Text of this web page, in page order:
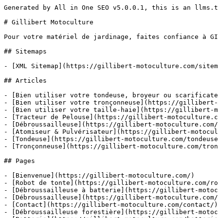
Generated by All in One SEO v5.0.0.1, this is an llms.txt file, used by LLMs to index the site.

# Gillibert Motoculture

Pour votre matériel de jardinage, faites confiance à GILLIBERT MOTOCULTURE à MANOSQUE (04)

## Sitemaps

- [XML Sitemap](https://gillibert-motoculture.com/sitemap.xml): Contains all public & indexable URLs for this website.

## Articles

- [Bien utiliser votre tondeuse, broyeur ou scarificateur](https://gillibert-motoculture.com/la-securite-dabord/)
- [Bien utiliser votre tronçonneuse](https://gillibert-motoculture.com/utiliser-une-debroussailleuse/)
- [Bien utiliser votre taille-haie](https://gillibert-motoculture.com/debuter-avec-une-tronconneuse/)
- [Tracteur de Pelouse](https://gillibert-motoculture.com/tracteur-de-pelouse/)
- [Débroussailleuse](https://gillibert-motoculture.com/debroussailleuse/)
- [Atomiseur & Pulvérisateur](https://gillibert-motoculture.com/atomiseur-pulverisateur/)
- [Tondeuse](https://gillibert-motoculture.com/tondeuse/)
- [Tronçonneuse](https://gillibert-motoculture.com/tronconneuse/)

## Pages

- [Bienvenue](https://gillibert-motoculture.com/)
- [Robot de tonte](https://gillibert-motoculture.com/robot-de-tonte-2/)
- [Débroussailleuse à batterie](https://gillibert-motoculture.com/debroussailleuse-a-batterie/)
- [Débroussailleuse](https://gillibert-motoculture.com/debroussailleuse/)
- [Contact](https://gillibert-motoculture.com/contact/)
- [Débroussailleuse forestière](https://gillibert-motoculture.com/debroussailleuse-forestiere/)
- [Batterie](https://gillibert-motoculture.com/batterie-2/)
- [Batteries et chargeurs](https://gillibert-motoculture.com/batteries-et-chargeurs/)
- [Atomiseur & Pulvérisateur](https://gillibert-motoculture.com/atomiseur-puverisateur/)
- [Gamme Lithium-Ion System AP](https://gillibert-motoculture.com/gamme-lithium-ion-system-ap/)
- [Gamme Lithium-Ion System AK](https://gillibert-motoculture.com/gamme-lithium-ion-system-ak/)
- [Tronçonneuse à batterie](https://gillibert-motoculture.com/tronconneuse-a-batterie/)
- [Gamme Lithium-Ion System AS](https://gillibert-motoculture.com/gamme-lithium-ion-system-as/)
- [Gamme Lithium-Ion AI](https://gillibert-motoculture.com/gamme-lithium-ion-ai/)
- [Scie de jardin](https://gillibert-motoculture.com/scie-de-jardin/)
- [Découpeuse à batterie](https://gillibert-motoculture.com/decoupeuse-a-batterie/)
- [Nos marques partenaires](https://gillibert-motoculture.com/nos-marques-partenaires/)
- [Autoportée éjection latérale](https://gillibert-motoculture.com/autoportee-ejection-laterale-4/)
- [Broyeur électrique](https://gillibert-motoculture.com/broyeur-electrique/)
- [Groupe énergie](https://gillibert-motoculture.com/groupe-energie/)
- [Sécateur](https://gillibert-motoculture.com/secateur/)
- [Soudure](https://gillibert-motoculture.com/soudure/)
- [Motopompe](https://gillibert-motoculture.com/motopompe-2/)
- [Peignes à olive](https://gillibert-motoculture.com/peignes-a-olive/)
- [Groupe électrogène](https://gillibert-motoculture.com/groupe-electrogene/)
- [Compresseur](https://gillibert-motoculture.com/compresseur-2/)
- [Motoculteur](https://gillibert-motoculture.com/motoculteur-3/)
- [Motobineuse](https://gillibert-motoculture.com/motobineuse-2/)
- [Motoculteur](https://gillibert-motoculture.com/motoculteur/)
- [Tronçonneuse](https://gillibert-motoculture.com/tronconneuse/)
- [Tronçonneuse sur perche](https://gillibert-motoculture.com/tronconneuse-sur-perche/)
- [Tronçonneuse thermique](https://gillibert-motoculture.com/tronconneuse-thermique/)
- [Tronçonneuse électrique](https://gillibert-motoculture.com/tronconneuse-electrique/)
- [Tondeuse](https://gillibert-motoculture.com/tondeuse/)
- [Tondeuse thermique](https://gillibert-motoculture.com/tondeuse-thermique-2/)
- [Tondeuse électrique](https://gillibert-motoculture.com/tondeuse-electrique-3/)
- [Tondeuse batterie](https://gillibert-motoculture.com/tondeuse-batterie/)
- [Taille haie](https://gillibert-motoculture.com/taille-haie-2/)
- [Taille haie thermique](https://gillibert-motoculture.com/taille-haie-thermique/)
- [Taille haie sur perche](https://gillibert-motoculture.com/taille-haie-sur-perche/)
- [Taille haie électrique](https://gillibert-motoculture.com/taille-haie-electrique/)
- [Taille haie à batterie](https://gillibert-motoculture.com/taille-haie-a-batterie/)
- [Souffleur](https://gillibert-motoculture.com/souffleur/)
- [Souffleur à main thermique](https://gillibert-motoculture.com/souffleur-a-main-thermique/)
- [Souffleur à main électrique](https://gillibert-motoculture.com/souffleur-a-main-electrique/)
- [Souffleur à batterie](https://gillibert-motoculture.com/souffleur-a-batterie/)
- [Système de nettoyage](https://gillibert-motoculture.com/systeme-de-nettoyage-2/)
- [Débroussailleuse autoportée](https://gillibert-motoculture.com/debroussailleuse-autoportee/)
- [Débroussailleuse thermique](https://gillibert-motoculture.com/debroussailleuse-thermique/)
- [Débroussailleuse électrique](https://gillibert-motoculture.com/debroussailleuse-electrique/)
- [Combi systeme](https://gillibert-motoculture.com/combi-systeme-2/)
- [Broyeur de végétaux](https://gillibert-motoculture.com/broyeur-de-vegetaux/)
- [Broyeur thermique](https://gillibert-motoculture.com/broyeur-thermique/)
- [Autoportée Coupe frontale](https://gillibert-motoculture.com/autoportee-coupe-frontale/)
- [Autoportée avec bac de ramassage](https://gillibert-motoculture.com/autoportee-avec-bac-de-ramassage/)
- [Autoportée Rider](https://gillibert-motoculture.com/autoportee-rider-4/)
- [Autoportées](https://gillibert-motoculture.com/boutique-autoportees/)
- [Transporteur à chenilles](https://gillibert-motoculture.com/transporteur-a-chenilles/)
- [La boutique](https://gillibert-motoculture.com/shop/)